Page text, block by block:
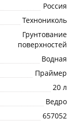
Россия
Технониколь
Грунтование
поверхностей
Водная
Праймер
20 л
Ведро
657052